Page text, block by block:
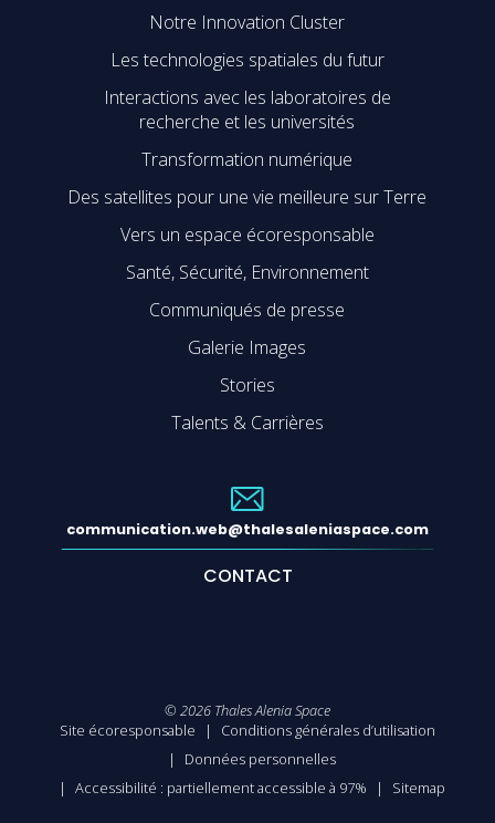
Notre Innovation Cluster
Les technologies spatiales du futur
Interactions avec les laboratoires de
recherche et les universités
Transformation numérique
Des satellites pour une vie meilleure sur Terre
Vers un espace écoresponsable
Santé, Sécurité, Environnement
Communiqués de presse
Galerie Images
Stories
Talents & Carrières
communication.web@thalesaleniaspace.com
CONTACT
© 2026 Thales Alenia Space
Site écoresponsable
Conditions générales d’utilisation
Données personnelles
Accessibilité : partiellement accessible à 97%
Sitemap